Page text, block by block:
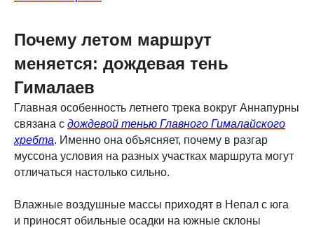
Почему летом маршрут
меняется: дождевая тень
Гималаев
Главная особенность летнего трека вокруг Аннапурны
связана с дождевой тенью Главного Гималайского
хребта. Именно она объясняет, почему в разгар
муссона условия на разных участках маршрута могут
отличаться настолько сильно.
Влажные воздушные массы приходят в Непал с юга
и приносят обильные осадки на южные склоны